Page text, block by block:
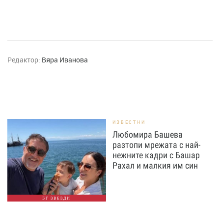
Редактор: Вяра Иванова
БГ ЗВЕЗДИ
ИЗВЕСТНИ
Любомира Башева
разтопи мрежата с най-
нежните кадри с Башар
Рахал и малкия им син